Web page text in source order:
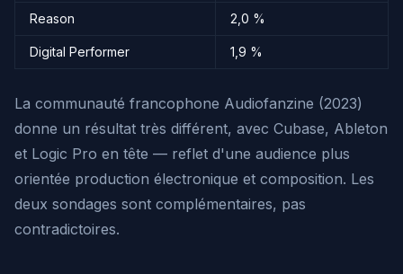
Reason 2,0 %
Digital Performer 1,9 %
La communauté francophone Audiofanzine (2023)
donne un résultat très différent, avec Cubase, Ableton
et Logic Pro en tête — reflet d'une audience plus
orientée production électronique et composition. Les
deux sondages sont complémentaires, pas
contradictoires.